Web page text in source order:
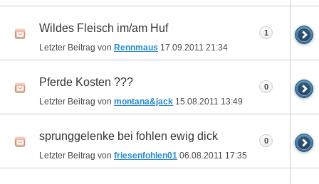
Wildes Fleisch im/am Huf
Letzter Beitrag von Rennmaus 17.09.2011 21:34
1
Pferde Kosten ???
Letzter Beitrag von montana&jack 15.08.2011 13:49
0
sprunggelenke bei fohlen ewig dick
Letzter Beitrag von friesenfohlen01 06.08.2011 17:35
0